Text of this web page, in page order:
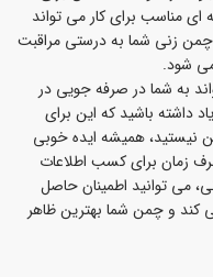
مناسب برای کار می تواند
زنی شما به درستی مراقبت
می شود.
به شما در صرفه جویی در
داشته باشید که این برای
نیستید، همیشه ایده خوبی
زمان برای کسب اطلاعات
می توانید اطمینان حاصل
کند و چمن شما بهترین ظاهر